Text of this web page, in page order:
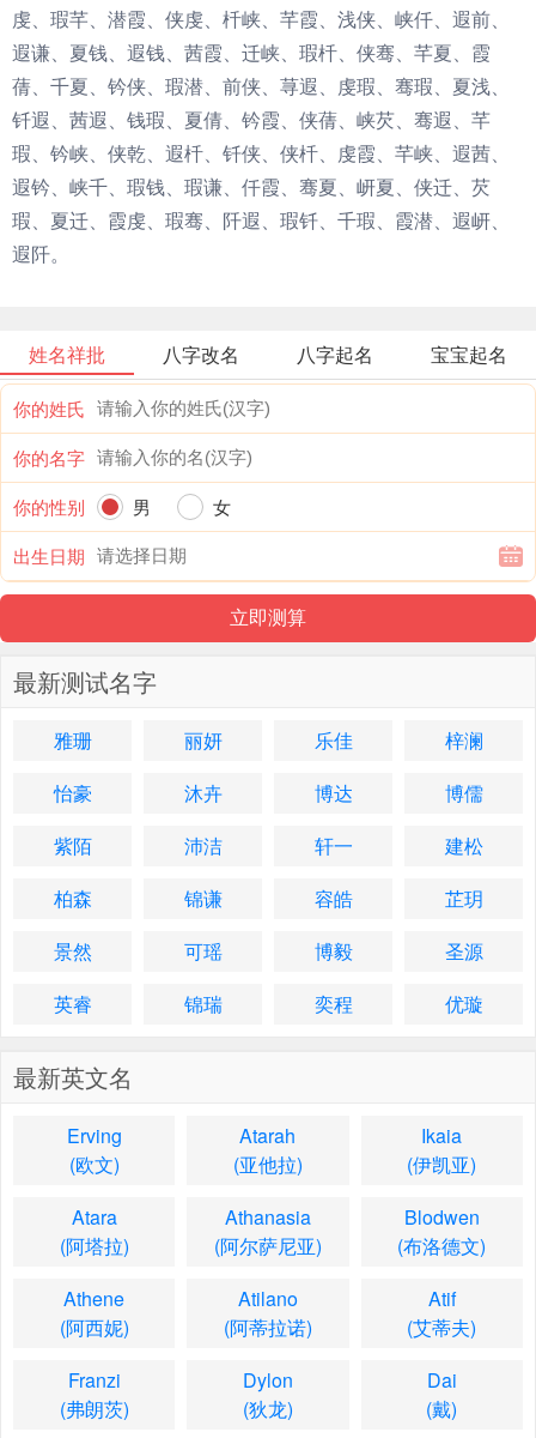
虔、瑕芊、潜霞、侠虔、杄峡、芊霞、浅侠、峡仟、遐前、
遐谦、夏钱、遐钱、茜霞、迁峡、瑕杄、侠骞、芊夏、霞
蒨、千夏、钤侠、瑕潜、前侠、荨遐、虔瑕、骞瑕、夏浅、
钎遐、茜遐、钱瑕、夏倩、钤霞、侠蒨、峡芡、骞遐、芊
瑕、钤峡、侠乾、遐杄、钎侠、侠杄、虔霞、芊峡、遐茜、
遐钤、峡千、瑕钱、瑕谦、仟霞、骞夏、岍夏、侠迁、芡
瑕、夏迁、霞虔、瑕骞、阡遐、瑕钎、千瑕、霞潜、遐岍、
遐阡。
姓名祥批 八字改名 八字起名 宝宝起名
你的姓氏
你的名字
你的性别
男
女
出生日期
最新测试名字
雅珊 丽妍 乐佳
梓澜
怡豪
沐卉 博达
博儒
紫陌
沛洁 轩一
建松
柏森
锦谦 容皓
芷玥
景然
可瑶 博毅
圣源
英睿
锦瑞 奕程 优璇
最新英文名
Erving
(欧文)
Atarah
(亚他拉)
Ikaia
(伊凯亚)
Atara
(阿塔拉)
Athanasia
(阿尔萨尼亚)
Blodwen
(布洛德文)
Athene
(阿西妮)
Atilano
(阿蒂拉诺)
Atif
(艾蒂夫)
Franzi
(弗朗茨)
Dylon
(狄龙)
Dai
(戴)